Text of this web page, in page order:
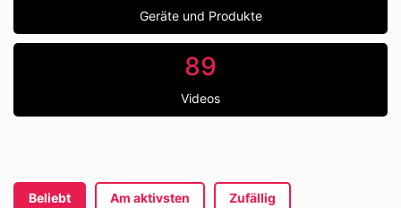
Geräte und Produkte
89
Videos
Beliebt Am aktivsten Zufällig